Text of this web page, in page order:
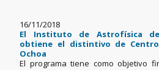
16/11/2018
El Instituto de Astrofísica de
obtiene el distintivo de Centro
Ochoa
El programa tiene como objetivo